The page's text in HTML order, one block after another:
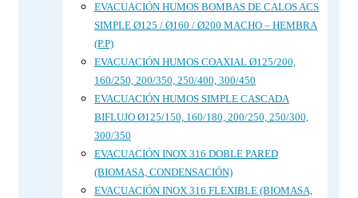
EVACUACIÓN HUMOS BOMBAS DE CALOS ACS
SIMPLE Ø125 / Ø160 / Ø200 MACHO – HEMBRA
(P.P)
EVACUACIÓN HUMOS COAXIAL Ø125/200,
160/250, 200/350, 250/400, 300/450
EVACUACIÓN HUMOS SIMPLE CASCADA
BIFLUJO Ø125/150, 160/180, 200/250, 250/300,
300/350
EVACUACIÓN INOX 316 DOBLE PARED
(BIOMASA, CONDENSACIÓN)
EVACUACIÓN INOX 316 FLEXIBLE (BIOMASA,